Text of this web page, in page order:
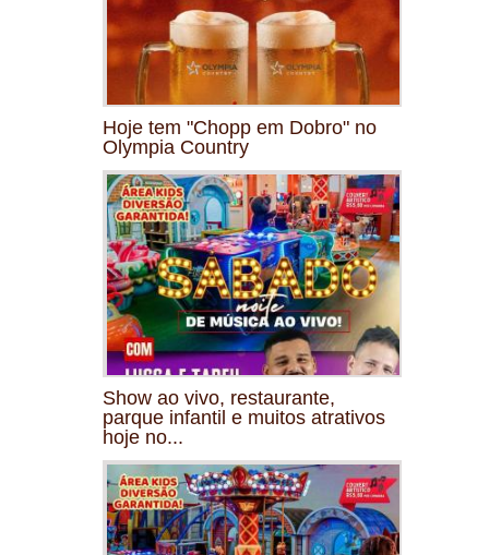
Hoje tem "Chopp em Dobro" no
Olympia Country
Show ao vivo, restaurante,
parque infantil e muitos atrativos
hoje no...